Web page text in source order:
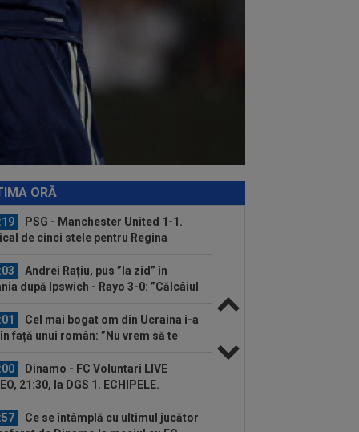
ORĂ
EXCLUSIV
Marius Șumudică!
Farul - Csikszereda 3-2.
au câștigat la Ovidiu, în urma
România U18 s-a calificat în finala
European! Victorie mare
la următoarea echipă: ”În două...
PSG - Manchester United 1-1.
de cinci stele pentru Regina
Andrei Rațiu, pus ”la zid” în
după Ipswich - Rayo 3-0: ”Călcâiul
Cel mai bogat om din Ucraina i-a
față unui român: ”Nu vrem să te
Dinamo - FC Voluntari LIVE
21:30, la DGS 1. ECHIPELE.
Ce se întâmplă cu ultimul jucător